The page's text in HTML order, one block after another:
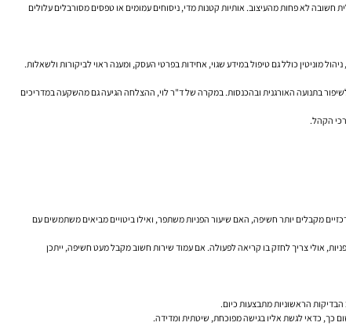
חשובה לא פחות מהעיצוב. אותיות קטנות מדי, ניסוחים עמומים או טפסים מסורבלים עלולים
מוניטין כולל גם טיפול במידע שגוי, אחידות בפרטי העסק, ומענה ראוי לביקורות ולשאלות.
בתנועה האורגנית ובהכנסות. במקרה של ד"ר לוי, ההצלחה הגיעה גם מהשקעה במדריכים
הקהל.
מקבלים יותר חשיפה, האם שיעור הפניות משתפר, ואילו ביטויים מביאים משתמשים עם
אולי צריך לחזק בו קריאה לפעולה. אם עמוד שירות חשוב מקבל מעט חשיפה, ייתכן
הראשוניות מתבצעות כיום.
כך, כדאי לגשת אליו בגישה מפוכחת, שיטתית ומדידה.